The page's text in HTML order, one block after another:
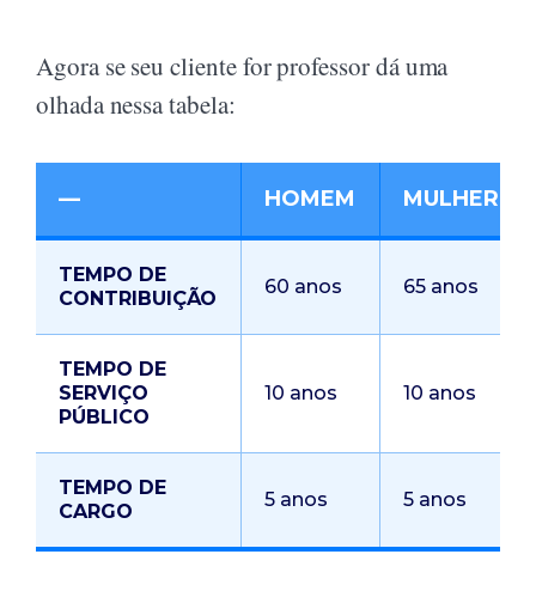
Agora se seu cliente for professor dá uma
olhada nessa tabela:
— HOMEM MULHER
TEMPO DE
CONTRIBUIÇÃO
60 anos 65 anos
TEMPO DE
SERVIÇO
PÚBLICO
10 anos 10 anos
TEMPO DE
CARGO
5 anos 5 anos